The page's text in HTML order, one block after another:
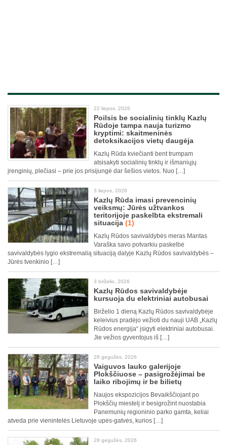
22 liepos, 2026
Poilsis be socialinių tinklų Kazlų
Rūdoje tampa nauja turizmo
kryptimi: skaitmeninės
detoksikacijos vietų daugėja
Kazlų Rūda kviečianti bent trumpam
atsisakyti socialinių tinklų ir išmaniųjų
įrenginių, plečiasi – prie jos prisijungė dar šešios vietos. Nuo […]
3 liepos, 2026
Kazlų Rūda imasi prevencinių
veiksmų: Jūrės užtvankos
teritorijoje paskelbta ekstremali
situacija (1)
Kazlų Rūdos savivaldybės meras Mantas
Varaška savo potvarkiu paskelbė
savivaldybės lygio ekstremalią situaciją dalyje Kazlų Rūdos savivaldybės –
Jūrės tvenkinio […]
3 birželio, 2026
Kazlų Rūdos savivaldybėje
kursuoja du elektriniai autobusai
Birželio 1 dieną Kazlų Rūdos savivaldybėje
keleivius pradėjo vežioti du nauji UAB „Kazlų
Rūdos energija“ įsigyti elektriniai autobusai.
Jie vežios gyventojus iš […]
28 gegužės, 2026
Vaiguvos lauko galerijoje
Plokščiuose – pasigrožėjimai be
laiko ribojimų ir be bilietų
Naujos ekspozicijos Bevaikščiojant po
Plokščių miestelį ir besigrožint nuostabia
Panemunių regioninio parko gamta, keliai
atveda prie vienintelės Lietuvoje upės-gatvės, kurios […]
28 gegužės, 2026